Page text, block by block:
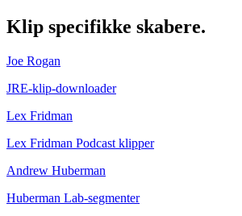
Klip specifikke skabere.
Joe Rogan
JRE-klip-downloader
Lex Fridman
Lex Fridman Podcast klipper
Andrew Huberman
Huberman Lab-segmenter